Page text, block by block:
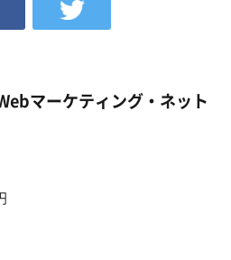
マーケティング・ネット